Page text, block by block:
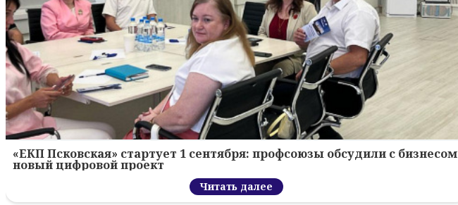
«ЕКП Псковская» стартует 1 сентября: профсоюзы обсудили с бизнесом
новый цифровой проект
Читать далее